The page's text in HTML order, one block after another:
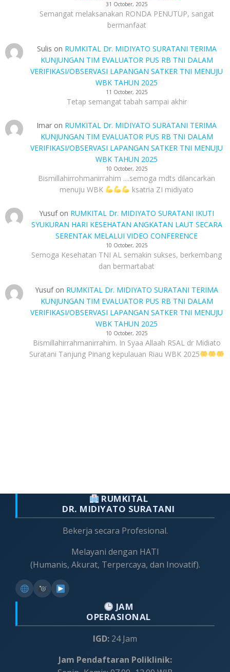
31 October, 2025
Semangat melaksanakan RONDA PENUTUP, sangat
bermanfaat
Sulis on RUMKITAL Dr. MIDIYATO SURATANI TERIMA
KUNJUNGAN TIM EVALUATOR PUS RB TNI DALAM
VERIFIKASI/OBSERVASI LAPANGAN SATKER TNI MENUJU
WBK TAHUN 2025
11 October, 2025
Tetap semangat tabah sampai akhir
Imar on RUMKITAL Dr. MIDIYATO SURATANI TERIMA
KUNJUNGAN TIM EVALUATOR PUS RB TNI DALAM
VERIFIKASI/OBSERVASI LAPANGAN SATKER TNI MENUJU
WBK TAHUN 2025
10 October, 2025
Bismillahirrohmanirrahim ....semoga mdts dilancarkan
menuju WBK
ksatria ZI midiyato
Yusufon RUMKITAL Dr. MIDIYATO SURATANI IKUTI
SYUKURAN HARI KESEHATAN ANGKATAN LAUT SECARA
SERENTAK MELALUI VIDEO CONFERENCE
10 October, 2025
Semoga Kesehatan TNI AL semakin sukses, berkembang
dan bermartabat
Yusufon RUMKITAL Dr. MIDIYATO SURATANI TERIMA
KUNJUNGAN TIM EVALUATOR PUS RB TNI DALAM
VERIFIKASI/OBSERVASI LAPANGAN SATKER TNI MENUJU
WBK TAHUN 2025
10 October, 2025
Bismillahirrahmanirrahim. In Syaa Allaah RSAL dr Midiato
Suratani Tanjung Pinang kepulauan Riau WBK 2025
RUMKITAL
DR. MIDIYATO SURATANI
Bekerja secara Profesional.
Melayani dengan HATI
(Humanis, Akurat, Terpercaya, dan Inovatif).
JAM
OPERASIONAL
IGD: 24 Jam
Jam Pendaftaran Poliklinik: